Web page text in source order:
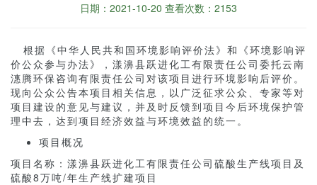
日期：2021-10-20 查看次数：2153
根据《中华人民共和国环境影响评价法》和《环境影响评
价公众参与办法》，漾濞县跃进化工有限责任公司委托云南
潓腾环保咨询有限责任公司对该项目进行环境影响后评价。
现向公众公告本项目相关信息，以广泛征求公众、专家等对
项目建设的意见与建议，并及时反馈到项目今后环境保护管
理中去，达到项目经济效益与环境效益的统一。
项目概况
项目名称：漾濞县跃进化工有限责任公司硫酸生产线项目及
硫酸8万吨/年生产线扩建项目